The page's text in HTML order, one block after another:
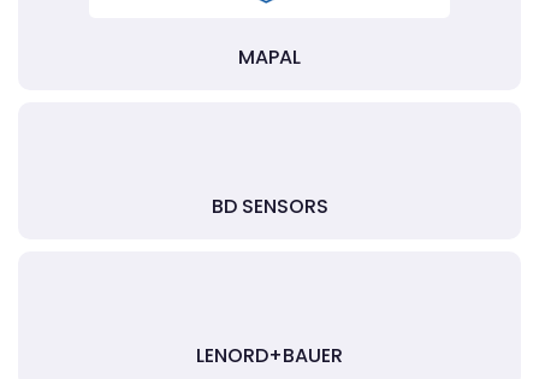
MAPAL
BD SENSORS
LENORD+BAUER